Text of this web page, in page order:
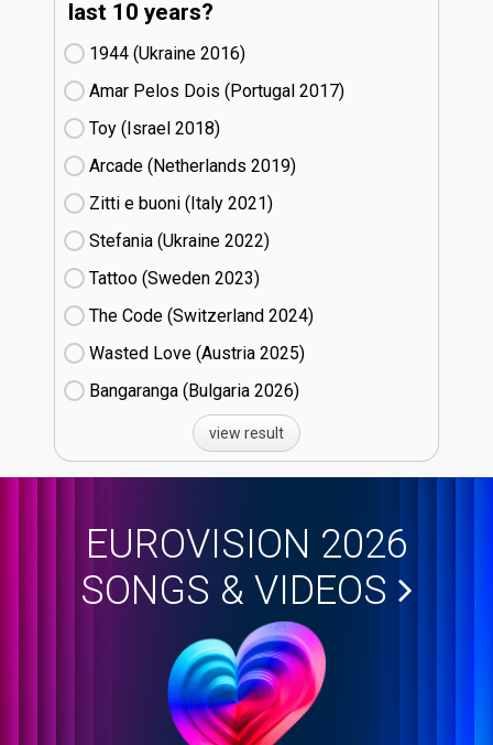
last 10 years?
1944 (Ukraine
16)
Amar Pelos Dois (Portugal
17)
Toy (Israel
18)
Arcade (Netherlands
19)
Zitti e buoni​ (Italy
21)
Stefania (Ukraine
22)
Tattoo (Sweden
23)
The Code (Switzerland
24)
Wasted Love (Austria
25)
Bangaranga (Bulgaria
26)
view result
EUROVISION 2026
SONGS & VIDEOS